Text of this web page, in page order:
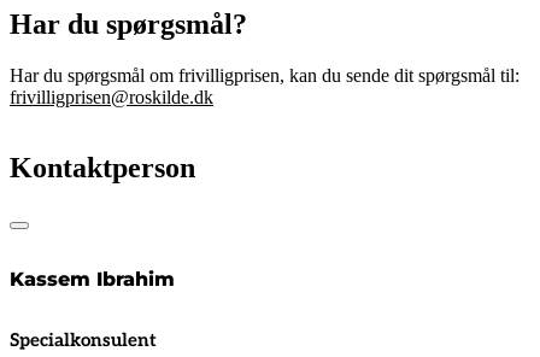
Har du spørgsmål?
Har du spørgsmål om frivilligprisen, kan du sende dit spørgsmål til:
frivilligprisen@roskilde.dk
Kontaktperson
Kassem Ibrahim
Specialkonsulent